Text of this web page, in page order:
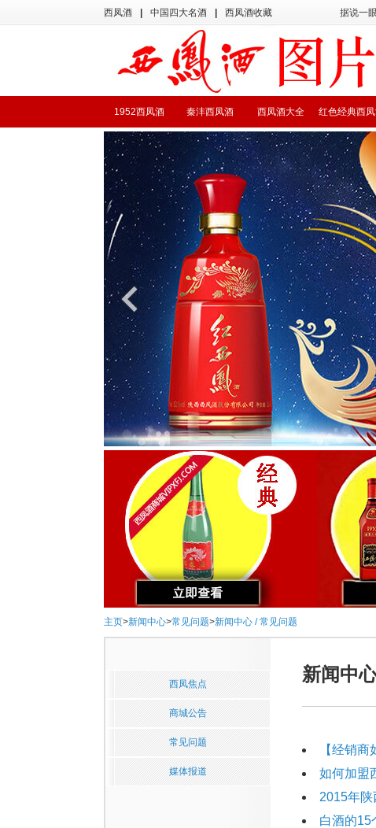
西凤酒 中国四大名酒 西凤酒收藏 据说一
红色经典西
西凤酒大全
秦沣西凤酒
1952西凤酒
主页>新闻中心>常见问题>新闻中心 / 常见问题
西凤焦点
商城公告
常见问题
媒体报道
新闻中
【经销
如何加盟
2015年陕
白酒的15